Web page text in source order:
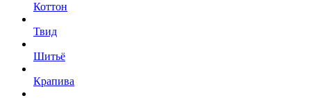
Коттон
Твид
Шитьё
Крапива